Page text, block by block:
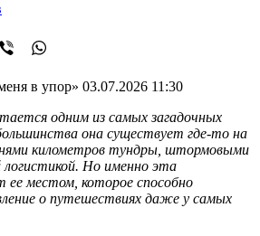
в упор» 03.07.2026 11:30
одним из самых загадочных
она существует где-то на
километров тундры, штормовыми
Но именно эта
ее местом, которое способно
о путешествиях даже у самых